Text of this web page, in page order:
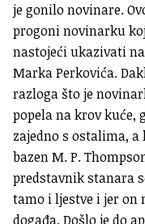
je gonilo novinare.
progoni novinarku
nastojeći ukazivati
Marka Perkovića.
razloga što je
popela na krov kuće,
zajedno s ostalima,
bazen M. P.
predstavnik stanara
tamo i ljestve i jer
događa. Došlo je do